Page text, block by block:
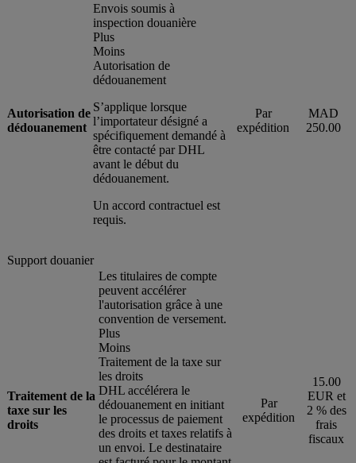
Autorisation de
dédouanement
Envois soumis à
inspection douanière
Plus
Moins
Autorisation de
dédouanement
S’applique lorsque
l’importateur désigné a
spécifiquement demandé à
être contacté par DHL
avant le début du
dédouanement.
Un accord contractuel est
requis.
Par
expédition
MAD
250.00
Support douanier
Traitement de la
taxe sur les
droits
Les titulaires de compte
peuvent accélérer
l'autorisation grâce à une
convention de versement.
Plus
Moins
Traitement de la taxe sur
les droits
DHL accélérera le
dédouanement en initiant
le processus de paiement
des droits et taxes relatifs à
un envoi. Le destinataire
Par
expédition
15.00
EUR et
2 % des
frais
fiscaux